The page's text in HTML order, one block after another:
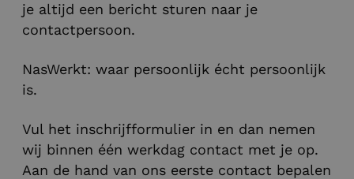
je altijd een bericht sturen naar je
contactpersoon.
NasWerkt: waar persoonlijk écht persoonlijk
is.
Vul het inschrijfformulier in en dan nemen
wij binnen één werkdag contact met je op.
Aan de hand van ons eerste contact bepalen